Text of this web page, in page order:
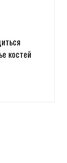
костей